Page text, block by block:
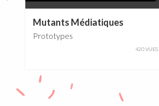
Mutants Médiatiques
Prototypes
420 VUES